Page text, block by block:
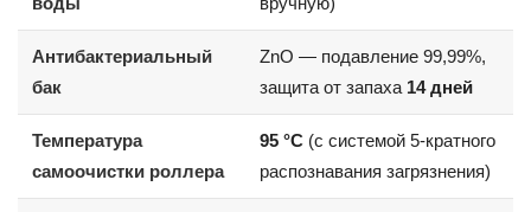
Антибактериальный
бак
ZnO — подавление 99,99%,
защита от запаха 14 дней
Температура
самоочистки роллера
95 °C (с системой 5-кратного
распознавания загрязнения)